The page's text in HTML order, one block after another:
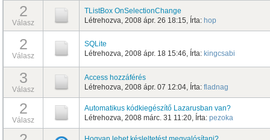
2
Válasz
TListBox OnSelectionChange
Létrehozva, 2008 ápr. 26 18:15, Írta: hop
2
Válasz
SQLite
Létrehozva, 2008 ápr. 18 15:46, Írta: kingcsabi
3
Válasz
Access hozzáférés
Létrehozva, 2008 ápr. 07 12:04, Írta: fladnag
2
Válasz
Automatikus kódkiegészítő Lazarusban van?
Létrehozva, 2008 márc. 31 11:20, Írta: pezoka